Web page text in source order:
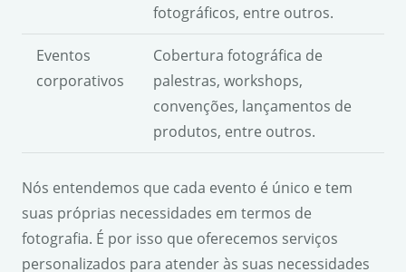
fotográficos, entre outros.
Eventos
corporativos
Cobertura fotográfica de
palestras, workshops,
convenções, lançamentos de
produtos, entre outros.
Nós entendemos que cada evento é único e tem
suas próprias necessidades em termos de
fotografia. É por isso que oferecemos serviços
personalizados para atender às suas necessidades